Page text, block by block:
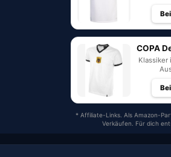
COPA
Klassiker
* Affiliate-Links. Als Amazon-
Verkäufen. Für dich